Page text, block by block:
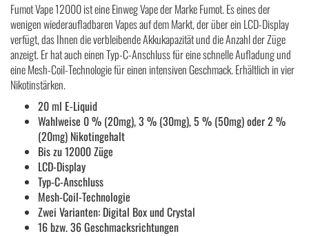
Fumot Vape 12000 ist eine Einweg Vape der Marke Fumot. Es eines der
wenigen wiederaufladbaren Vapes auf dem Markt, der über ein LCD-Display
verfügt, das Ihnen die verbleibende Akkukapazität und die Anzahl der Züge
anzeigt. Er hat auch einen Typ-C-Anschluss für eine schnelle Aufladung und
eine Mesh-Coil-Technologie für einen intensiven Geschmack. Erhältlich in vier
Nikotinstärken.
20 ml E-Liquid
Wahlweise 0 % (20mg), 3 % (30mg), 5 % (50mg) oder 2 %
(20mg) Nikotingehalt
Bis zu 12000 Züge
LCD-Display
Typ-C-Anschluss
Mesh-Coil-Technologie
Zwei Varianten: Digital Box und Crystal
16 bzw. 36 Geschmacksrichtungen